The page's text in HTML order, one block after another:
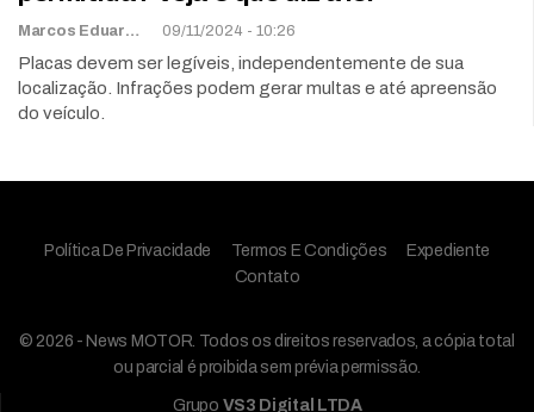
Marcos Eduardo Carvalho 09/11/2024 - 10:26
Placas devem ser legíveis, independentemente de sua
localização. Infrações podem gerar multas e até apreensão
do veículo.
Política De Privacidade Termos E Condições
Expediente
Contato
© 2026 - News MOTOR. Todos os direitos reservados, a cópia total
ou parcial é proibida sem prévia permissão.
Grupo VS3 Digital LTDA